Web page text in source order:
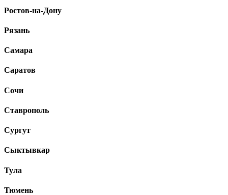
Ростов-на-Дону
Рязань
Самара
Саратов
Сочи
Ставрополь
Сургут
Сыктывкар
Тула
Тюмень